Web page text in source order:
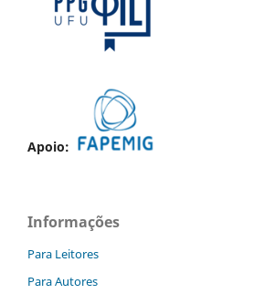
Apoio:
Informações
Para Leitores
Para Autores